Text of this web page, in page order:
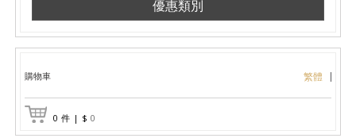
優惠類別
購物車 繁體
0 件 | $ 0